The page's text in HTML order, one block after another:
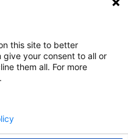
Brasil-Alemanha
this site to better
give your consent to all or
them all. For more